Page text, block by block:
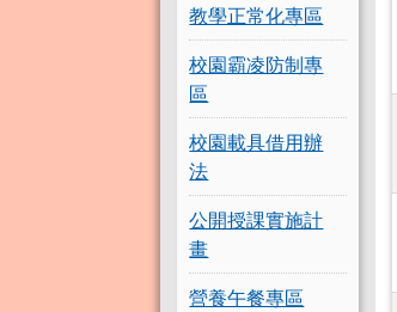
教學正常化專區
校園霸凌防制專
區
校園載具借用辦
法
公開授課實施計
畫
營養午餐專區